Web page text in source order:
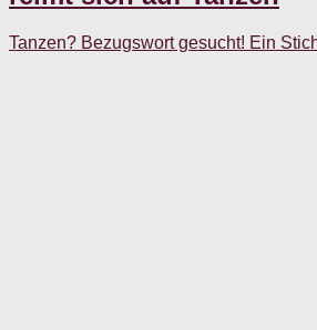
Tanzen? Bezugswort gesucht! Ein